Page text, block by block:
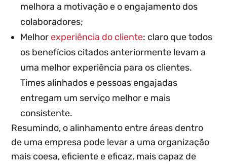
melhora a motivação e o engajamento dos
colaboradores;
Melhor experiência do cliente: claro que todos
os benefícios citados anteriormente levam a
uma melhor experiência para os clientes.
Times alinhados e pessoas engajadas
entregam um serviço melhor e mais
consistente.
Resumindo, o alinhamento entre áreas dentro
de uma empresa pode levar a uma organização
mais coesa, eficiente e eficaz, mais capaz de